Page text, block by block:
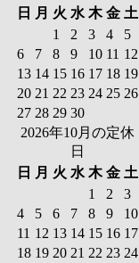
日
月 火 水 木 金 土
1
2 3 4
5
6
7 8 9 10 11 12
13 14 15 16 17 18 19
20 21 22 23 24 25 26
27 28 29 30
2026年10月の定休
日
日
月 火 水 木 金 土
1
2
3
4
5 6 7 8 9
10
11 12 13 14 15 16 17
18 19 20 21 22 23 24